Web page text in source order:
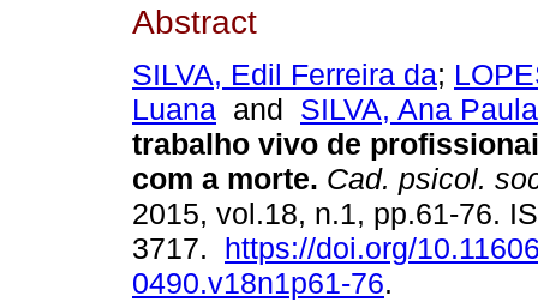
Abstract
SILVA, Edil Ferreira da;
Luana and SILVA, Ana
trabalho vivo de
com a morte. Cad. psicol.
2015, vol.18, n.1, pp.61-76.
3717. https://doi.org/
0490.v18n1p61-76.